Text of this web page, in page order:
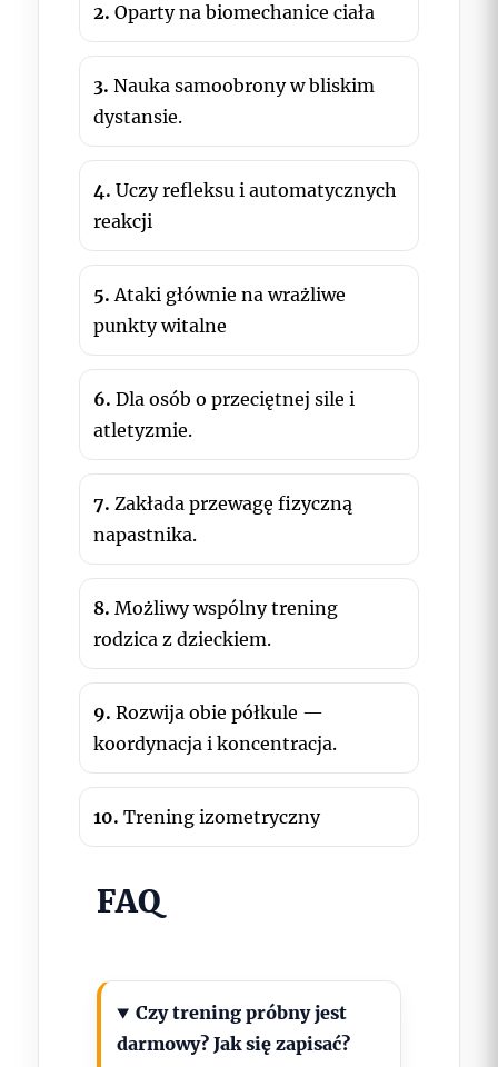
2. Oparty na biomechanice ciała
3. Nauka samoobrony w bliskim
dystansie.
4. Uczy refleksu i automatycznych
reakcji
5. Ataki głównie na wrażliwe
punkty witalne
6. Dla osób o przeciętnej sile i
atletyzmie.
7. Zakłada przewagę fizyczną
napastnika.
8. Możliwy wspólny trening
rodzica z dzieckiem.
9. Rozwija obie półkule —
koordynacja i koncentracja.
10. Trening izometryczny
FAQ
Czy trening próbny jest
darmowy? Jak się zapisać?